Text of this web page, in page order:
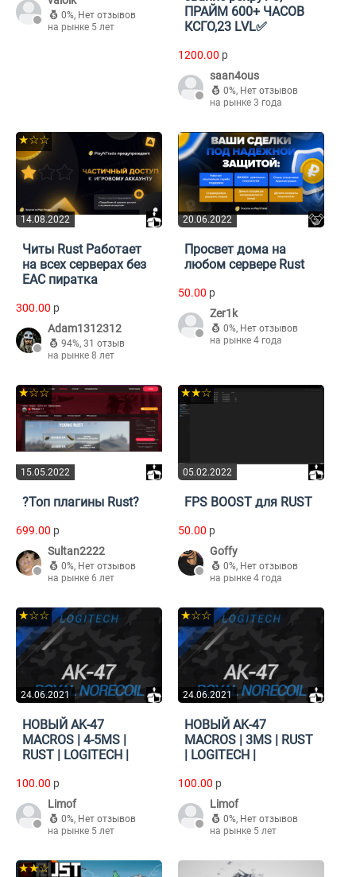
0%, Нет отзывов
на рынке 5 лет
ПРАЙМ 600+ ЧАСОВ
КСГО,23 LVL✅
1200.00 p
saan4ous
0%, Нет отзывов
на рынке 3 года
14.08.2022
★☆☆
Читы Rust Работает
на всех серверах без
EAC пиратка
300.00 p
Adam1312312
94%, 31 отзыв
на рынке 8 лет
20.06.2022
Просвет дома на
любом сервере Rust
50.00 p
Zer1k
0%, Нет отзывов
на рынке 4 года
15.05.2022
★☆☆
?Топ плагины Rust?
699.00 p
Sultan2222
0%, Нет отзывов
на рынке 6 лет
05.02.2022
★★☆
FPS BOOST для RUST
50.00 p
Goffy
0%, Нет отзывов
на рынке 4 года
24.06.2021
★☆☆
НОВЫЙ AK-47
MACROS | 4-5MS |
RUST | LOGITECH |
100.00 p
Limof
0%, Нет отзывов
на рынке 5 лет
24.06.2021
★☆☆
НОВЫЙ AK-47
MACROS | 3MS | RUST
| LOGITECH |
100.00 p
Limof
0%, Нет отзывов
на рынке 5 лет
★★☆